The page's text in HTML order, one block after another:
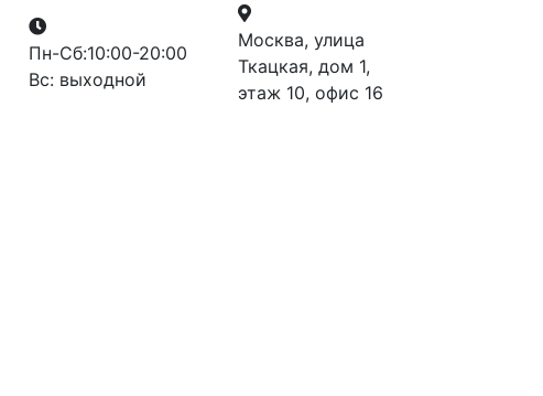
Пн-Сб:10:00-20:00
Вс: выходной
Москва, улица
Ткацкая, дом 1,
этаж 10, офис 16